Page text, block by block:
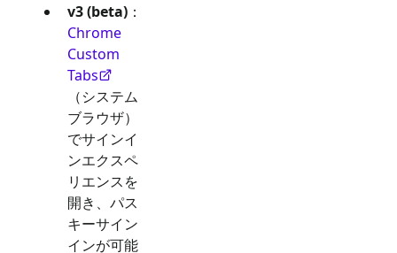
v3 (beta) ：
Chrome
Custom
Tabs
（システム
ブラウザ）
でサインイ
ンエクスペ
リエンスを
開き、パス
キーサイン
インが可能